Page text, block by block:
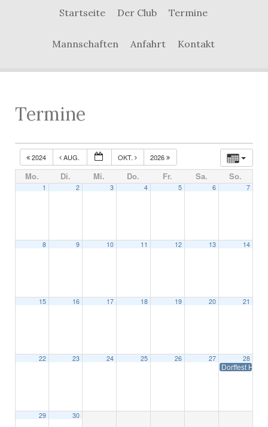
Startseite Der Club Termine
Mannschaften Anfahrt Kontakt
Termine
2024 AUG. OKT. 2026
Mo. Di. Mi. Do. Fr. Sa. So.
1 2 3 4 5 6 7
8 9 10 11 12 13 14
15 16 17 18 19 20 21
22 23 24 25 26 27 28
Dorffest
29 30